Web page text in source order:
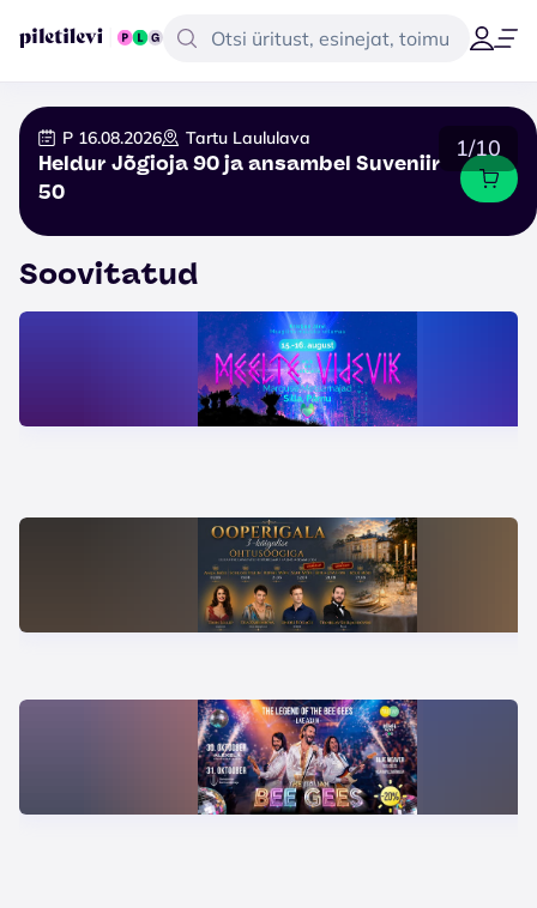
1/10
P 16.08.2026 Tartu Laululava
Heldur Jõgioja 90 ja ansambel Suveniir
50
Soovitatud